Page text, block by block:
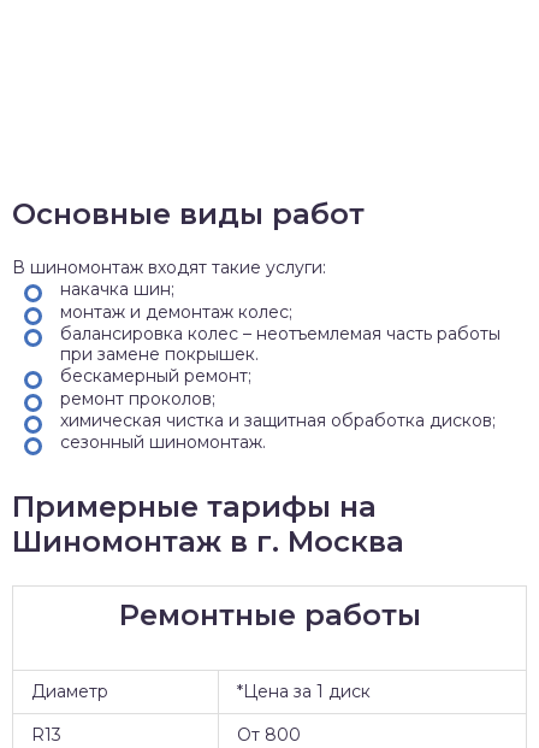
Основные виды работ
В шиномонтаж входят такие услуги:
накачка шин;
монтаж и демонтаж колес;
балансировка колес – неотъемлемая часть работы
при замене покрышек.
бескамерный ремонт;
ремонт проколов;
химическая чистка и защитная обработка дисков;
сезонный шиномонтаж.
Примерные тарифы на
Шиномонтаж в г. Москва
Ремонтные работы
Диаметр
*Цена за 1 диск
R13
От 800